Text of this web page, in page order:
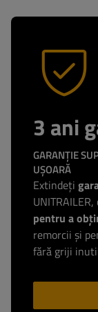
3 ani
GARANȚIE
UȘOARĂ
Extindeți
pentru a
remorcii și
fără griji